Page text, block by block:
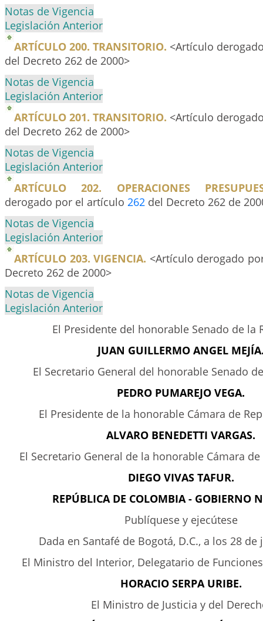
Notas de Vigencia
Legislación Anterior
ARTÍCULO 200. TRANSITORIO. <Artículo
del Decreto 262 de 2000>
Notas de Vigencia
Legislación Anterior
ARTÍCULO 201. TRANSITORIO. <Artículo
del Decreto 262 de 2000>
Notas de Vigencia
Legislación Anterior
ARTÍCULO 202. OPERACIONES
derogado por el artículo 262 del Decreto 262 de
Notas de Vigencia
Legislación Anterior
ARTÍCULO 203. VIGENCIA. <Artículo derogado
Decreto 262 de 2000>
Notas de Vigencia
Legislación Anterior
El Presidente del honorable Senado de la
JUAN GUILLERMO ANGEL
El Secretario General del honorable Senado
PEDRO PUMAREJO VEGA.
El Presidente de la honorable Cámara de
ALVARO BENEDETTI VARGAS.
El Secretario General de la honorable Cámara
DIEGO VIVAS TAFUR.
REPÚBLICA DE COLOMBIA - GOBIERNO
Publíquese y ejecútese
Dada en Santafé de Bogotá, D.C., a los 28 de
El Ministro del Interior, Delegatario de
HORACIO SERPA URIBE.
El Ministro de Justicia y del